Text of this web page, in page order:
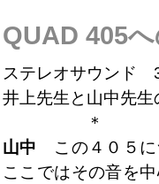
QUAD 405
ステレオサウンド
井上先生と山中先
＊
山中 この４０５に
ここではその音を